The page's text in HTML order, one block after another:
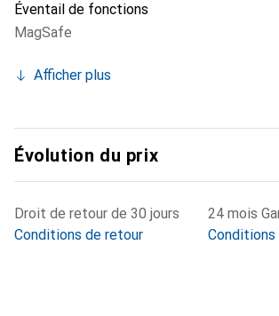
Éventail de fonctions
MagSafe
Afficher plus
Évolution du prix
Droit de retour de 30 jours
Conditions de retour
24 mois